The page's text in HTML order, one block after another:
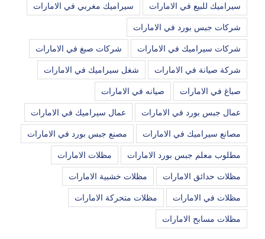
سيراميك للبيع في الامارات سيراميك مغربي في الامارات
شركات جبس بورد في الامارات
شركات سيراميك في الامارات شركات صبغ في الامارات
شركة صيانة في الامارات شغل سيراميك في الامارات
صباغ في الامارات صيانه في الامارات
عمال جبس بورد في الامارات عمال سيراميك في الامارات
مصانع سيراميك في الامارات مصنع جبس بورد في الامارات
مطلوب معلم جبس بورد الامارات مظلات الامارات
مظلات حدائق الامارات مظلات خشبية الامارات
مظلات في الامارات مظلات متحركة الامارات
مظلات مسابح الامارات